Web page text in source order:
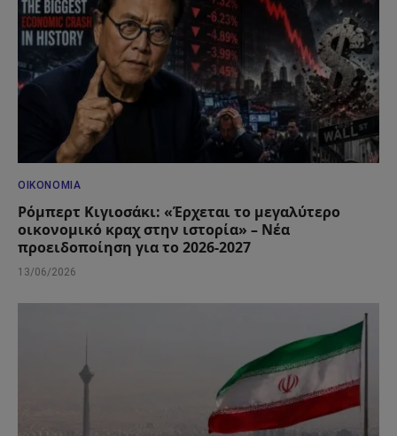
ΟΙΚΟΝΟΜΊΑ
Ρόμπερτ Κιγιοσάκι: «Έρχεται το μεγαλύτερο
οικονομικό κραχ στην ιστορία» – Νέα
προειδοποίηση για το 2026-2027
13/06/2026